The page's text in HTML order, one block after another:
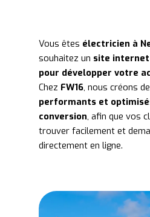
Vous êtes électricien à
souhaitez un site
pour développer votre
Chez FW16, nous créons
performants et
conversion, afin que vos
trouver facilement et
directement en ligne.